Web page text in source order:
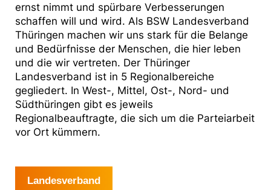
ernst nimmt und spürbare Verbesserungen
schaffen will und wird. Als BSW Landesverband
Thüringen machen wir uns stark für die Belange
und Bedürfnisse der Menschen, die hier leben
und die wir vertreten. Der Thüringer
Landesverband ist in 5 Regionalbereiche
gegliedert. In West-, Mittel, Ost-, Nord- und
Südthüringen gibt es jeweils
Regionalbeauftragte, die sich um die Parteiarbeit
vor Ort kümmern.
Landesverband